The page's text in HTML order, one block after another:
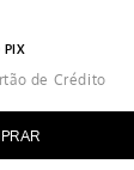
PIX